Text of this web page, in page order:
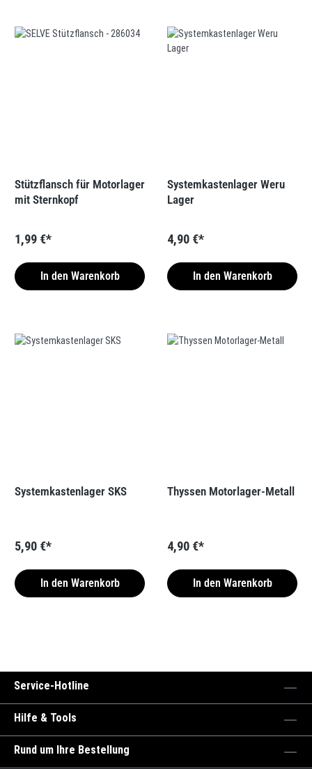
Stützflansch für Motorlager
mit Sternkopf
1,99 €*
In den Warenkorb
Systemkastenlager Weru
Lager
4,90 €*
In den Warenkorb
Systemkastenlager SKS
5,90 €*
In den Warenkorb
Thyssen Motorlager-Metall
4,90 €*
In den Warenkorb
Service-Hotline
Hilfe & Tools
Rund um Ihre Bestellung